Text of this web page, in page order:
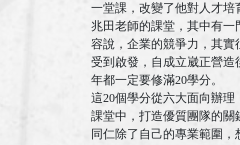
一堂課，改變了他對人才
兆田老師的課堂，其中有
容說，企業的競爭力，其實
受到啟發，自成立崴正營
年都一定要修滿20學分。
這20個學分從六大面向辦理
課堂中，打造優質團隊的關
同仁除了自己的專業範圍